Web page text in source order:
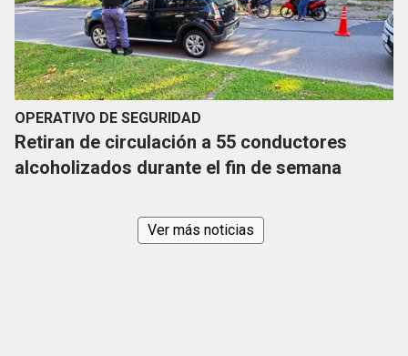
OPERATIVO DE SEGURIDAD
Retiran de circulación a 55 conductores
alcoholizados durante el fin de semana
Ver más noticias